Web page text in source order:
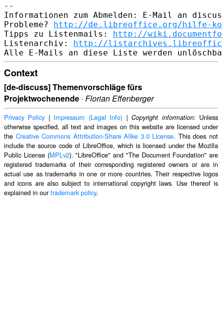
--
Informationen zum Abmelden: E-Mail an
Probleme? http://de.libreoffice.org/hilfe-
Tipps zu Listenmails: http://
Listenarchiv: http://
Context
[de-discuss] Themenvorschläge fürs
Projektwochenende · Florian Effenberger
Privacy Policy | Impressum (Legal Info) |Copyright information: Unless
otherwise specified, all text and images on this website are licensed under
the Creative Commons Attribution-Share Alike 3.0 License. This does not
include the source code of LibreOffice, which is licensed under the Mozilla
Public License (MPLv2). "LibreOffice" and "The Document Foundation" are
registered trademarks of their corresponding registered owners or are in
actual use as trademarks in one or more countries. Their respective logos
and icons are also subject to international copyright laws. Use thereof is
explained in ourtrademark policy.